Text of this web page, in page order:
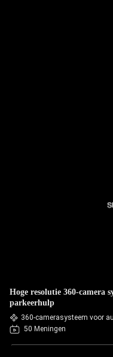
Hoge resolutie 360-camera
parkeerhulp
360-camerasysteem voor
50 Meningen